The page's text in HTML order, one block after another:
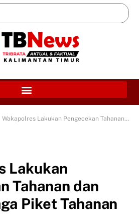
Wakapolres Lakukan Pengecekan Tahanan dan Anggota Jaga Piket Tahanan
Lakukan
Tahanan dan
Piket Tahanan